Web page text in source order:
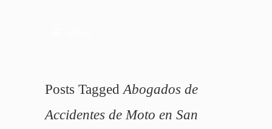
Posts Tagged Abogados de
Accidentes de Moto en San